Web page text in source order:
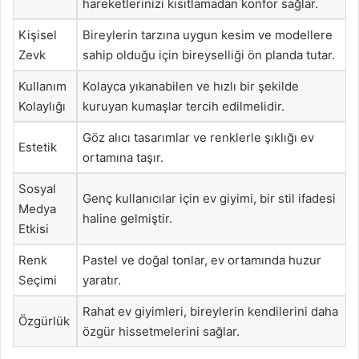
hareketlerinizi kısıtlamadan konfor sağlar.
Kişisel
Zevk
Bireylerin tarzına uygun kesim ve modellere
sahip olduğu için bireyselliği ön planda tutar.
Kullanım
Kolaylığı
Kolayca yıkanabilen ve hızlı bir şekilde
kuruyan kumaşlar tercih edilmelidir.
Estetik
Göz alıcı tasarımlar ve renklerle şıklığı ev
ortamına taşır.
Sosyal
Medya
Etkisi
Genç kullanıcılar için ev giyimi, bir stil ifadesi
haline gelmiştir.
Renk
Seçimi
Pastel ve doğal tonlar, ev ortamında huzur
yaratır.
Özgürlük
Rahat ev giyimleri, bireylerin kendilerini daha
özgür hissetmelerini sağlar.